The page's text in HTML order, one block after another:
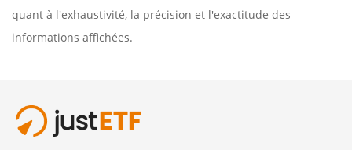
quant à l'exhaustivité, la précision et l'exactitude des
informations affichées.